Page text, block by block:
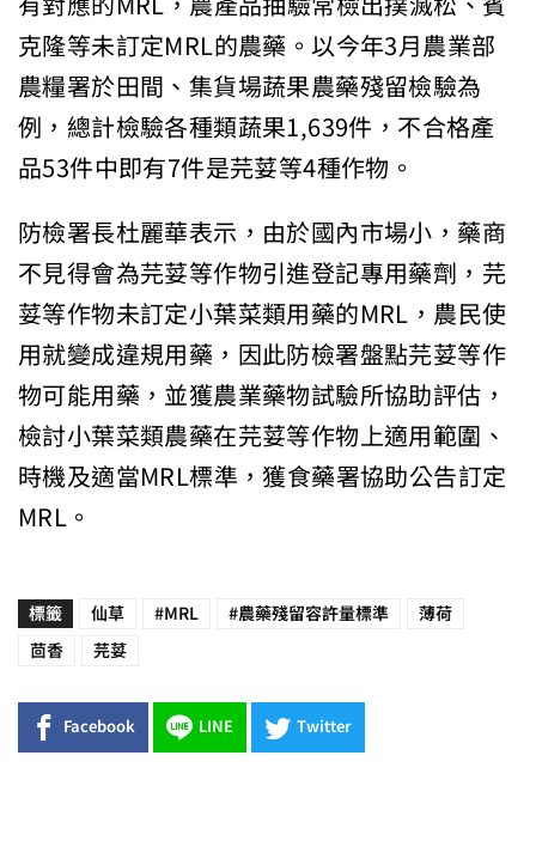
克隆等未訂定MRL的農藥。以今年3月農業部
農糧署於田間、集貨場蔬果農藥殘留檢驗為
例，總計檢驗各種類蔬果1,639件，不合格產
品53件中即有7件是芫荽等4種作物。
防檢署長杜麗華表示，由於國內市場小，藥商
不見得會為芫荽等作物引進登記專用藥劑，芫
荽等作物未訂定小葉菜類用藥的MRL，農民使
用就變成違規用藥，因此防檢署盤點芫荽等作
物可能用藥，並獲農業藥物試驗所協助評估，
檢討小葉菜類農藥在芫荽等作物上適用範圍、
時機及適當MRL標準，獲食藥署協助公告訂定
MRL。
標籤 仙草 #MRL #農藥殘留容許量標準 薄荷
茴香 芫荽
Facebook LINE Twitter